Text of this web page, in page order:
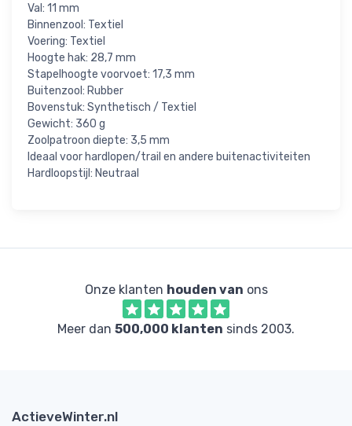
Val: 11 mm
Binnenzool: Textiel
Voering: Textiel
Hoogte hak: 28,7 mm
Stapelhoogte voorvoet: 17,3 mm
Buitenzool: Rubber
Bovenstuk: Synthetisch / Textiel
Gewicht: 360 g
Zoolpatroon diepte: 3,5 mm
Ideaal voor hardlopen/trail en andere buitenactiviteiten
Hardloopstijl: Neutraal
Onze klanten houden van ons
Meer dan 500,000 klanten sinds 2003.
ActieveWinter.nl